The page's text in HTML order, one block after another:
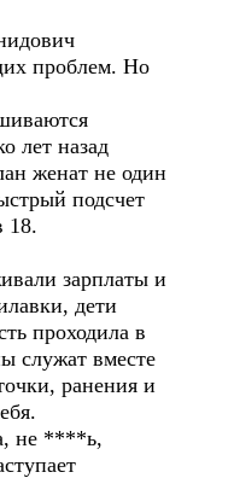
проблем. Но
лет назад
женат не один
подсчет
18.
зарплаты и
дети
проходила в
служат вместе
ранения и
не ****ь,